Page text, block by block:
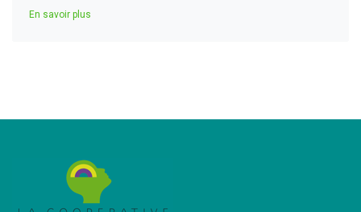
En savoir plus